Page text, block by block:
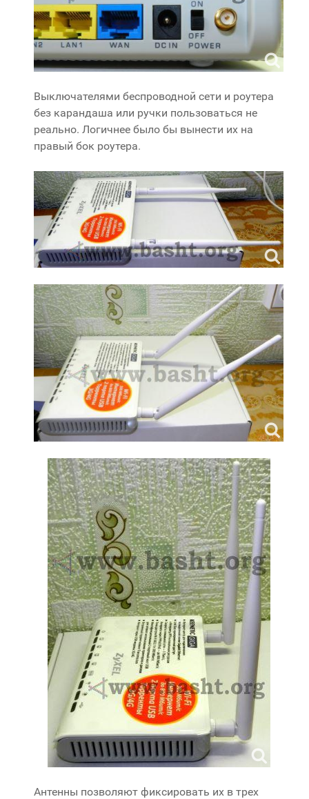
Выключателями беспроводной сети и роутера
без карандаша или ручки пользоваться не
реально. Логичнее было бы вынести их на
правый бок роутера.
Антенны позволяют фиксировать их в трех